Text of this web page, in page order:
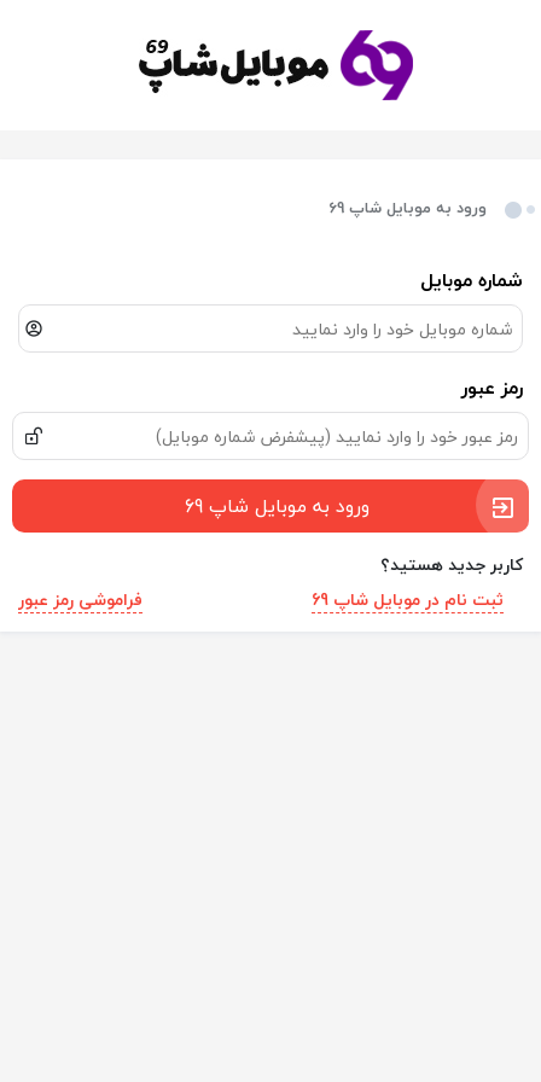
ورود به موبایل شاپ 69
شماره موبایل
رمز عبور
ورود به موبایل شاپ 69
کاربر جدید هستید؟
ثبت نام در موبایل شاپ 69
فراموشی رمز عبور